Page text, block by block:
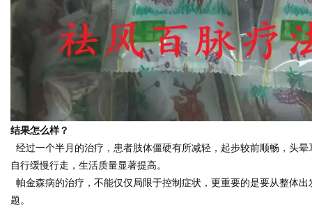
结果怎么样？
经过一个半月的治疗，患者肢体僵硬有所减轻，起步较前顺畅，头
自行缓慢行走，生活质量显著提高。
帕金森病的治疗，不能仅仅局限于控制症状，更重要的是要从整体
题。